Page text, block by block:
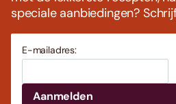
speciale aanbiedingen?
E-mailadres: